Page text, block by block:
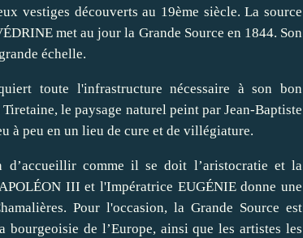
vestiges découverts au 19ème siècle. La source
met au jour la Grande Source en 1844. Son
échelle.
toute l'infrastructure nécessaire à son bon
le paysage naturel peint par Jean-Baptiste
à peu en un lieu de cure et de villégiature.
d’accueillir comme il se doit l’aristocratie et la
III et l'Impératrice EUGÉNIE donne une
Pour l'occasion, la Grande Source est
de l’Europe, ainsi que les artistes les